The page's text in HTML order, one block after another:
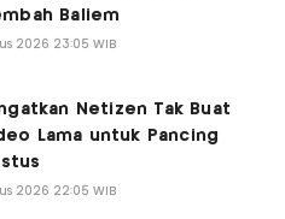
Baliem
2026 23:05 WIB
Netizen Tak Buat
Lama untuk Pancing
2026 22:05 WIB